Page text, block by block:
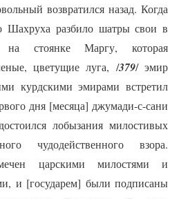
возвратился назад. Когда
Шахруха разбило шатры свои в
на стоянке Маргу, которая
цветущие луга, /379/ эмир
курдскими эмирами встретил
дня [месяца] джумади-с-сани
лобызания милостивых
чудодейственного взора.
царскими милостями и
и [государем] были подписаны